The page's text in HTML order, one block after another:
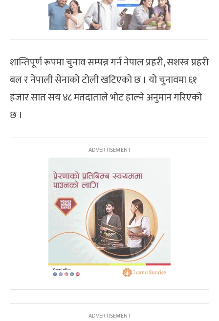
शान्तिपूर्ण रूपमा चुनाव सम्पन्न गर्न नेपाल प्रहरी, सशस्त्र प्रहरी
बल र नेपाली सेनाको टोली खटिएको छ । यो चुनावमा ६१
हजार सात सय ४८ मतदाताले भोट हाल्ने अनुमान गरिएको
छ ।